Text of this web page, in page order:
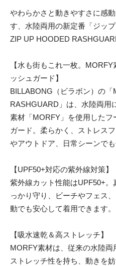
やわらかさと動きやすさに感
す、水陸両用の新定番「ジッ
ZIP UP HOODED
【水も街もこれ一枚。
ッシュガード】
BILLABONG（ビラボン）の
RASHGUARD」は、水陸両用
素材「MORFY」を使用したフ
ガード。柔らかく、ストレス
やアウトドア、日常シーンで
【UPF50+対応の紫外線対策】
紫外線カット性能はUPF50+
っかり守り、ビーチやフェス
動でも安心して着用できます。
【吸水速乾＆高ストレッチ】
MORFY素材は、従来の水陸
ストレッチ性を持ち、動きを